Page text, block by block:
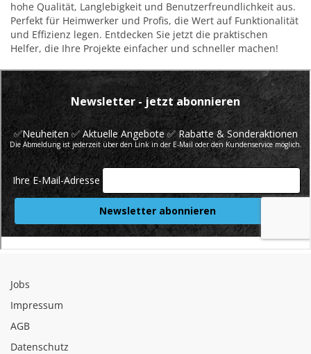
hohe Qualität, Langlebigkeit und Benutzerfreundlichkeit aus.
Perfekt für Heimwerker und Profis, die Wert auf Funktionalität
und Effizienz legen. Entdecken Sie jetzt die praktischen
Helfer, die Ihre Projekte einfacher und schneller machen!
Jobs
Impressum
AGB
Datenschutz